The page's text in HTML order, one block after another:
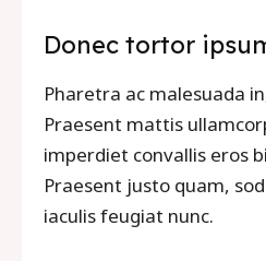
Donec tortor
Pharetra ac malesuada
Praesent mattis
imperdiet convallis eros
Praesent justo quam,
iaculis feugiat nunc.